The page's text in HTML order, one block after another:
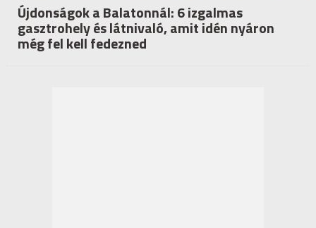
Újdonságok a Balatonnál: 6 izgalmas
gasztrohely és látnivaló, amit idén nyáron
még fel kell fedezned